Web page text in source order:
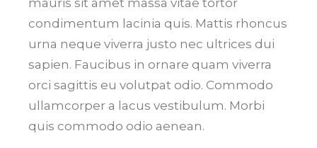
mauris sit amet massa vitae tortor
condimentum lacinia quis. Mattis rhoncus
urna neque viverra justo nec ultrices dui
sapien. Faucibus in ornare quam viverra
orci sagittis eu volutpat odio. Commodo
ullamcorper a lacus vestibulum. Morbi
quis commodo odio aenean.